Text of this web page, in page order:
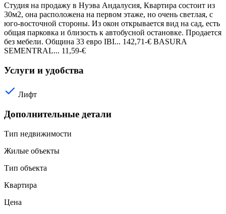
Студия на продажу в Нуэва Андалусия, Квартира состоит из
30м2, она расположена на первом этаже, но очень светлая, с
юго-восточной стороны. Из окон открывается вид на сад, есть
общая парковка и близость к автобусной остановке. Продается
без мебели. Община 33 евро IBI... 142,71-€ BASURA
SEMENTRAL... 11,59-€
Услуги и удобства
Лифт
Дополнительные детали
Тип недвижимости
Жилые объекты
Тип объекта
Квартира
Цена